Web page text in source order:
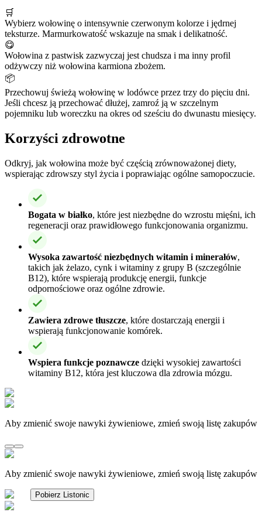
🛒
Wybierz wołowinę o intensywnie czerwonym kolorze i jędrnej
teksturze. Marmurkowatość wskazuje na smak i delikatność.
😋
Wołowina z pastwisk zazwyczaj jest chudsza i ma inny profil
odżywczy niż wołowina karmiona zbożem.
📦
Przechowuj świeżą wołowinę w lodówce przez trzy do pięciu dni.
Jeśli chcesz ją przechować dłużej, zamroź ją w szczelnym
pojemniku lub woreczku na okres od sześciu do dwunastu miesięcy.
Korzyści zdrowotne
Odkryj, jak wołowina może być częścią zrównoważonej diety,
wspierając zdrowszy styl życia i poprawiając ogólne samopoczucie.
Bogata w białko, które jest niezbędne do wzrostu mięśni, ich
regeneracji oraz prawidłowego funkcjonowania organizmu.
Wysoka zawartość niezbędnych witamin i minerałów,
takich jak żelazo, cynk i witaminy z grupy B (szczególnie
B12), które wspierają produkcję energii, funkcje
odpornościowe oraz ogólne zdrowie.
Zawiera zdrowe tłuszcze, które dostarczają energii i
wspierają funkcjonowanie komórek.
Wspiera funkcje poznawcze dzięki wysokiej zawartości
witaminy B12, która jest kluczowa dla zdrowia mózgu.
Aby zmienić swoje nawyki żywieniowe, zmień swoją listę zakupów
Aby zmienić swoje nawyki żywieniowe, zmień swoją listę zakupów
Pobierz Listonic